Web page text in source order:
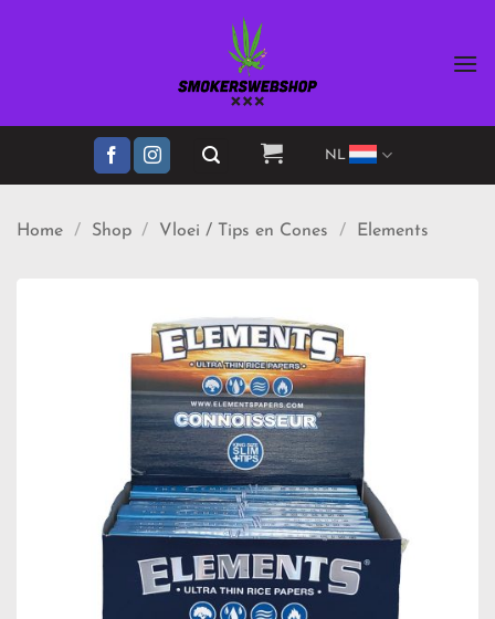
NL
Home / Shop / Vloei / Tips en Cones / Elements